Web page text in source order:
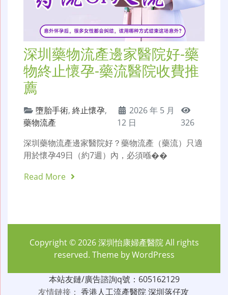
深圳藥物流產邊家醫院好-藥
物終止懷孕-藥流醫院收費推
薦
墮胎手術, 終止懷孕,
藥物流產
2026 年 5 月
12 日
326
深圳藥物流產邊家醫院好？藥物流產（藥流）只適
用於懷孕49日（約7週）內，必須喺��
Read More
Copyright © 2026深圳怡康婦產醫院All rights
reserved. Theme byWordPress
本站友鏈/廣告諮詢q號：605162129
友情鏈接： 香港人工流產醫院深圳落仔攻